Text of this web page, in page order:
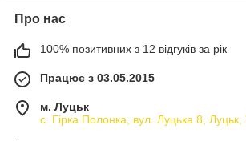
Про нас
100% позитивних з 12 відгуків за рік
Працює з 03.05.2015
м. Луцьк
с. Гірка Полонка, вул. Луцька 8, Луцьк,